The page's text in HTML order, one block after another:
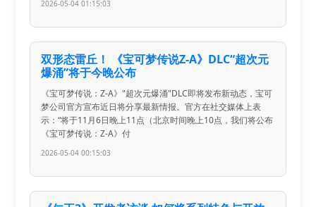
2026-05-04 01:15:03
双形态雷丘！ 《宝可梦传说Z-A》DLC“超次元
爆涌”将于今晚公布
《宝可梦传说：Z-A》"超次元爆涌"DLC即将发布新动态，宝可
梦公司官方宣布近日将分享最新情报。官方在社交媒体上表
示：“将于11月6日晚上11点（北京时间晚上10点，我们将公布
《宝可梦传说：Z-A》付
2026-05-04 00:15:03